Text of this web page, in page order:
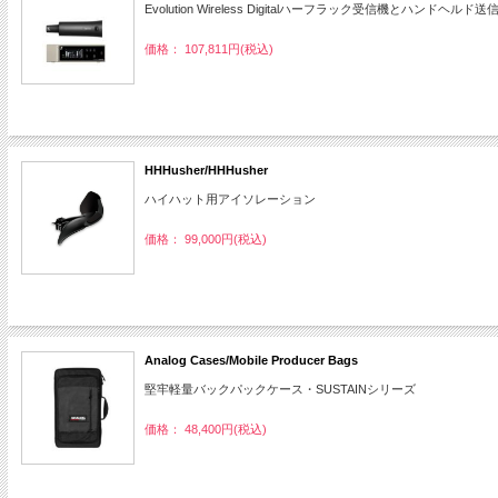
Evolution Wireless Digitalハーフラック受信機とハンドヘルド送
価格： 107,811円(税込)
HHHusher/HHHusher
ハイハット用アイソレーション
価格： 99,000円(税込)
Analog Cases/Mobile Producer Bags
堅牢軽量バックパックケース・SUSTAINシリーズ
価格： 48,400円(税込)